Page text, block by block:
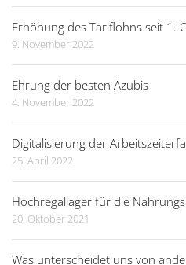
Erhöhung des Tariflohns seit 1.
9. November 2022
Ehrung der besten Azubis
4. November 2022
Digitalisierung der
25. April 2022
Hochregallager für die
20. Oktober 2021
Was unterscheidet uns von